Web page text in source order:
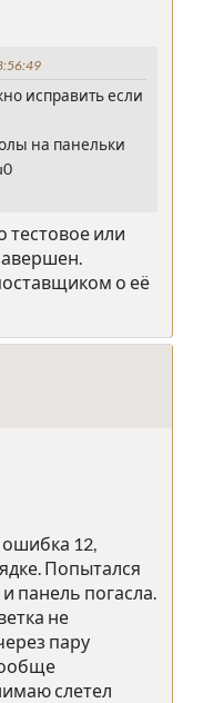
исправить если
на панельки
тестовое или
о её
ошибка 12,
Попытался
панель погасла.
не
пару
слетел